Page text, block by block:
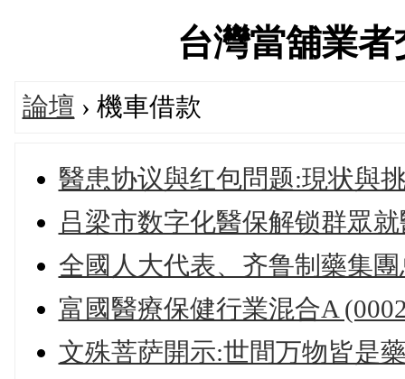
台灣當舖業
論壇 › 機車借款
醫患协议與红包問题:現状與
吕梁市数字化醫保解锁群眾
全國人大代表、齐鲁制藥集
富國醫療保健行業混合A
文殊菩萨開示:世間万物皆是